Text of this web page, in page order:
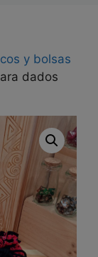
y bolsas
dados